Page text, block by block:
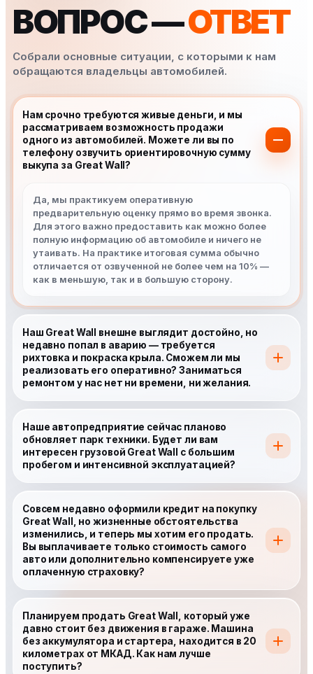
ВОПРОС —ОТВЕТ
Собрали основные ситуации, с которыми к нам
обращаются владельцы автомобилей.
Нам срочно требуются живые деньги, и мы
рассматриваем возможность продажи
одного из автомобилей. Можете ли вы по
телефону озвучить ориентировочную сумму
выкупа за Great Wall?
Да, мы практикуем оперативную
предварительную оценку прямо во время звонка.
Для этого важно предоставить как можно более
полную информацию об автомобиле и ничего не
утаивать. На практике итоговая сумма обычно
отличается от озвученной не более чем на 10% —
как в меньшую, так и в большую сторону.
Наш Great Wall внешне выглядит достойно, но
недавно попал в аварию — требуется
рихтовка и покраска крыла. Сможем ли мы
реализовать его оперативно? Заниматься
ремонтом у нас нет ни времени, ни желания.
Наше автопредприятие сейчас планово
обновляет парк техники. Будет ли вам
интересен грузовой Great Wall с большим
пробегом и интенсивной эксплуатацией?
Совсем недавно оформили кредит на покупку
Great Wall, но жизненные обстоятельства
изменились, и теперь мы хотим его продать.
Вы выплачиваете только стоимость самого
авто или дополнительно компенсируете уже
оплаченную страховку?
Планируем продать Great Wall, который уже
давно стоит без движения в гараже. Машина
без аккумулятора и стартера, находится в 20
километрах от МКАД. Как нам лучше
поступить?